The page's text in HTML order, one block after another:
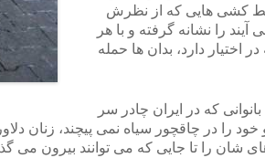
خط کشی هایی که از نظرش
را نشانه گرفته و با هر
اختیار دارد، بدان ها حمله
که در ایران چادر سر
خود را در چاقچور سیاه نمی پیچند، زنان
شان را تا جایی که می توانند بیرون می